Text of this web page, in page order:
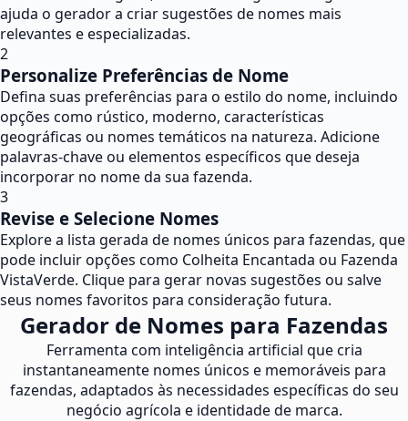
ajuda o gerador a criar sugestões de nomes mais
relevantes e especializadas.
2
Personalize Preferências de Nome
Defina suas preferências para o estilo do nome, incluindo
opções como rústico, moderno, características
geográficas ou nomes temáticos na natureza. Adicione
palavras-chave ou elementos específicos que deseja
incorporar no nome da sua fazenda.
3
Revise e Selecione Nomes
Explore a lista gerada de nomes únicos para fazendas, que
pode incluir opções como Colheita Encantada ou Fazenda
VistaVerde. Clique para gerar novas sugestões ou salve
seus nomes favoritos para consideração futura.
Gerador de Nomes para Fazendas
Ferramenta com inteligência artificial que cria
instantaneamente nomes únicos e memoráveis para
fazendas, adaptados às necessidades específicas do seu
negócio agrícola e identidade de marca.